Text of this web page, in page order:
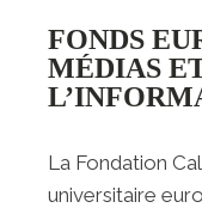
FONDS
MÉDIAS
La Fondation
universitaire